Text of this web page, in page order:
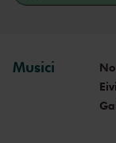
Musici